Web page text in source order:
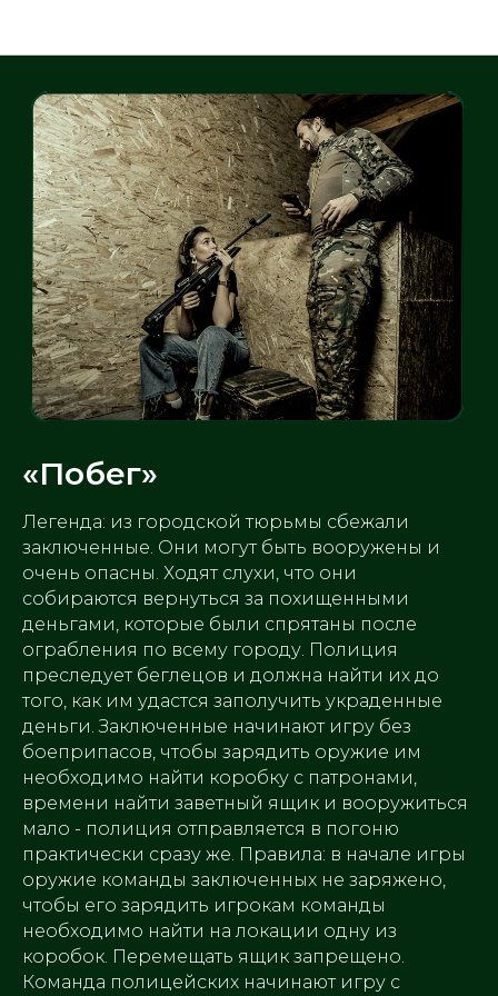
«Побег»
Легенда: из городской тюрьмы сбежали
заключенные. Они могут быть вооружены и
очень опасны. Ходят слухи, что они
собираются вернуться за похищенными
деньгами, которые были спрятаны после
ограбления по всему городу. Полиция
преследует беглецов и должна найти их до
того, как им удастся заполучить украденные
деньги. Заключенные начинают игру без
боеприпасов, чтобы зарядить оружие им
необходимо найти коробку с патронами,
времени найти заветный ящик и вооружиться
мало - полиция отправляется в погоню
практически сразу же. Правила: в начале игры
оружие команды заключенных не заряжено,
чтобы его зарядить игрокам команды
необходимо найти на локации одну из
коробок. Перемещать ящик запрещено.
Команда полицейских начинают игру с